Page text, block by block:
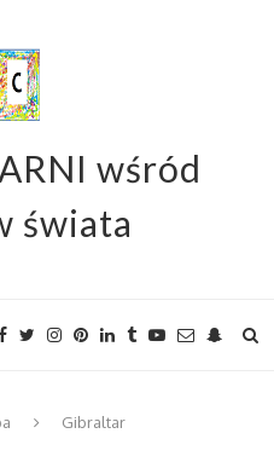
wśród
świata
Gibraltar